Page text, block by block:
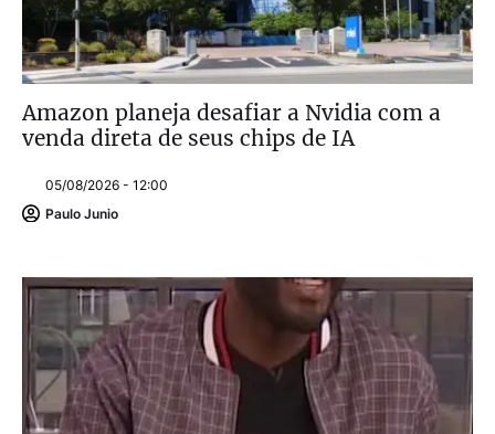
Amazon planeja desafiar a Nvidia com a
venda direta de seus chips de IA
05/08/2026 - 12:00
Paulo Junio